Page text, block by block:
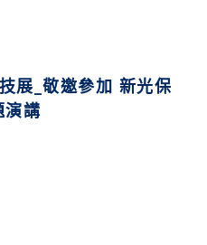
展_敬邀參加 新光保
講